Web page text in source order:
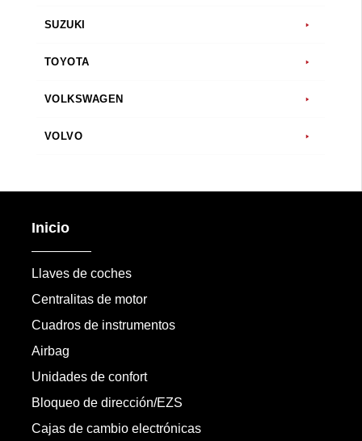
SUZUKI
TOYOTA
VOLKSWAGEN
VOLVO
Inicio
Llaves de coches
Centralitas de motor
Cuadros de instrumentos
Airbag
Unidades de confort
Bloqueo de dirección/EZS
Cajas de cambio electrónicas